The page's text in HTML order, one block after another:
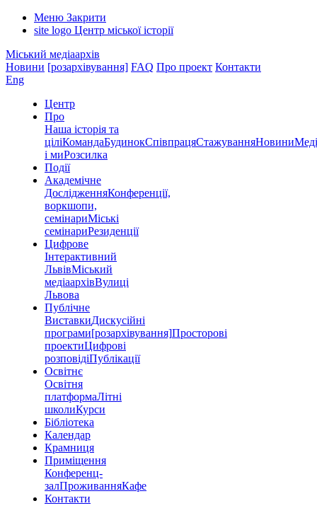
Меню Закрити
site logo Центр міської історії
Міський медіаархів
Новини [розархівування] FAQ Про проект Контакти
Eng
Центр
Про
Наша історія та
ціліКомандаБудинокСпівпрацяСтажуванняНовини
і миРозсилка
Події
Академічне
ДослідженняКонференції,
воркшопи,
семінариМіські
семінариРезиденції
Цифрове
Інтерактивний
ЛьвівМіський
медіаархівВулиці
Львова
Публічне
ВиставкиДискусійні
програми[розархівування]Просторові
проектиЦифрові
розповідіПублікації
Освітнє
Освітня
платформаЛітні
школиКурси
Бібліотека
Календар
Крамниця
Приміщення
Конференц-
залПроживанняКафе
Контакти